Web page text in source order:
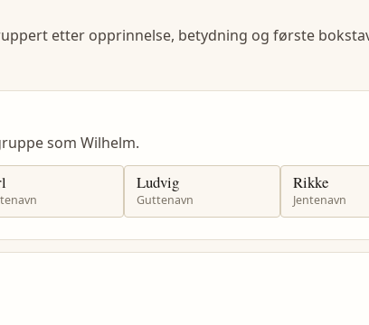
etter opprinnelse, betydning og første
som Wilhelm.
Ludvig
Guttenavn
Rikke
Jentenavn